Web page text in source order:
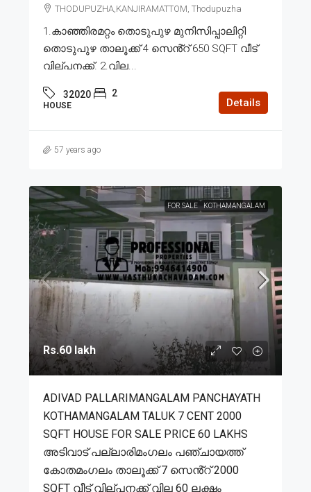
THODUPUZHA,KANJIRAMATTOM, Thodupuzha
1.കാഞ്ഞിരമറ്റം തൊടുപുഴ മുനിസിപ്പാലിറ്റി
തൊടുപുഴ താലൂക്ക് 4 സെൻ്റ് 650 SQFT വീട്
വില്പനക്ക്. 2.വില...
32020 2
HOUSE Details
57 years ago
FOR SALE KOTHAMANGALAM
Rs.60 lakh
ADIVAD PALLARIMANGALAM PANCHAYATH
KOTHAMANGALAM TALUK 7 CENT 2000
SQFT HOUSE FOR SALE PRICE 60 LAKHS
അടിവാട് പല്ലാരിമംഗലം പഞ്ചായത്ത്
കോതമംഗലം താലൂക്ക് 7 സെൻ്റ് 2000
SQFT വീട് വില്പനക്ക് വില 60 ലക്ഷം